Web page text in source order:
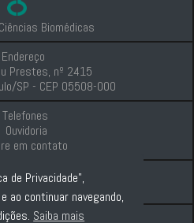
Biomédicas
Endereço
Prestes, nº 2415
SP - CEP 05508-000
Telefones
Ouvidoria
em contato
Intranet
e Imprensa
de Privacidade",
ao continuar navegando,
Saiba mais